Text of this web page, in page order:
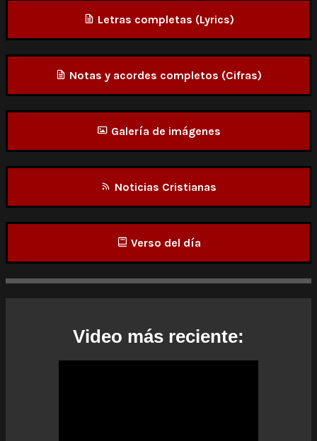
Letras completas (Lyrics)
Notas y acordes completos (Cifras)
Galería de imágenes
Noticias Cristianas
Verso del día
Video más reciente: